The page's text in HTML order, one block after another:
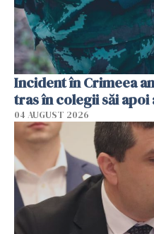
Incident în Crimeea
tras în colegii săi apoi
04 AUGUST 2026